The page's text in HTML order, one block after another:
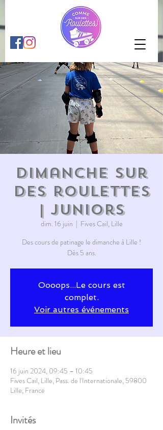
Dimanche sur
des roulettes
| juniors
dim. 16 juin
  |
Fives Cail, Lille
Des cours de patinage le dimanche à Lille !
Dès 5 ans.
Oooops...Le cours est
complet.
Voir autres événements
Heure et lieu
16 juin 2024, 09:45 – 10:45
Fives Cail, Lille, Pass. de l'Internationale, 59800
Lille, France
Invités